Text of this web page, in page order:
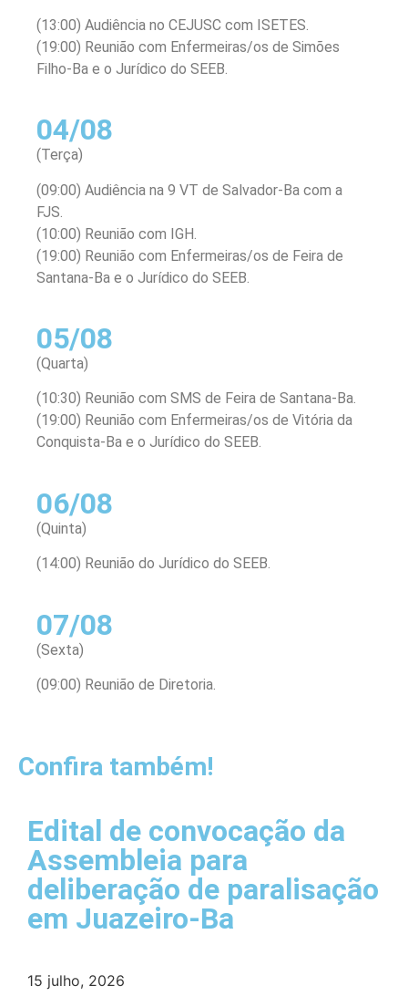
(13:00) Audiência no CEJUSC com ISETES.
(19:00) Reunião com Enfermeiras/os de Simões
Filho-Ba e o Jurídico do SEEB.
04/08
(Terça)
(09:00) Audiência na 9 VT de Salvador-Ba com a
FJS.
(10:00) Reunião com IGH.
(19:00) Reunião com Enfermeiras/os de Feira de
Santana-Ba e o Jurídico do SEEB.
05/08
(Quarta)
(10:30) Reunião com SMS de Feira de Santana-Ba.
(19:00) Reunião com Enfermeiras/os de Vitória da
Conquista-Ba e o Jurídico do SEEB.
06/08
(Quinta)
(14:00) Reunião do Jurídico do SEEB.
07/08
(Sexta)
(09:00) Reunião de Diretoria.
Confira também!
Edital de convocação da
Assembleia para
deliberação de paralisação
em Juazeiro-Ba
15 julho, 2026